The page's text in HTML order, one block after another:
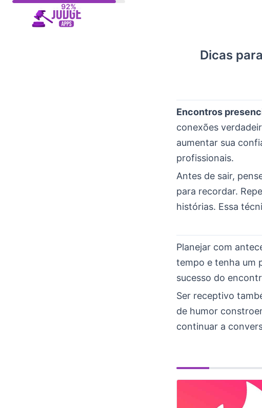
Dicas
Encontros
conexões
aumentar sua
profissionais.
Antes de sair,
para recordar.
histórias. Essa
Planejar com
tempo e tenha um
sucesso do
Ser receptivo
de humor
continuar a